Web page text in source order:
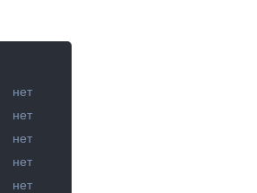
нет
нет
нет
нет
нет